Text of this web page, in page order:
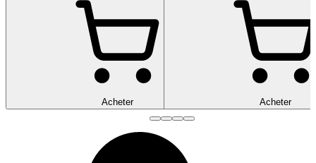
Acheter Acheter